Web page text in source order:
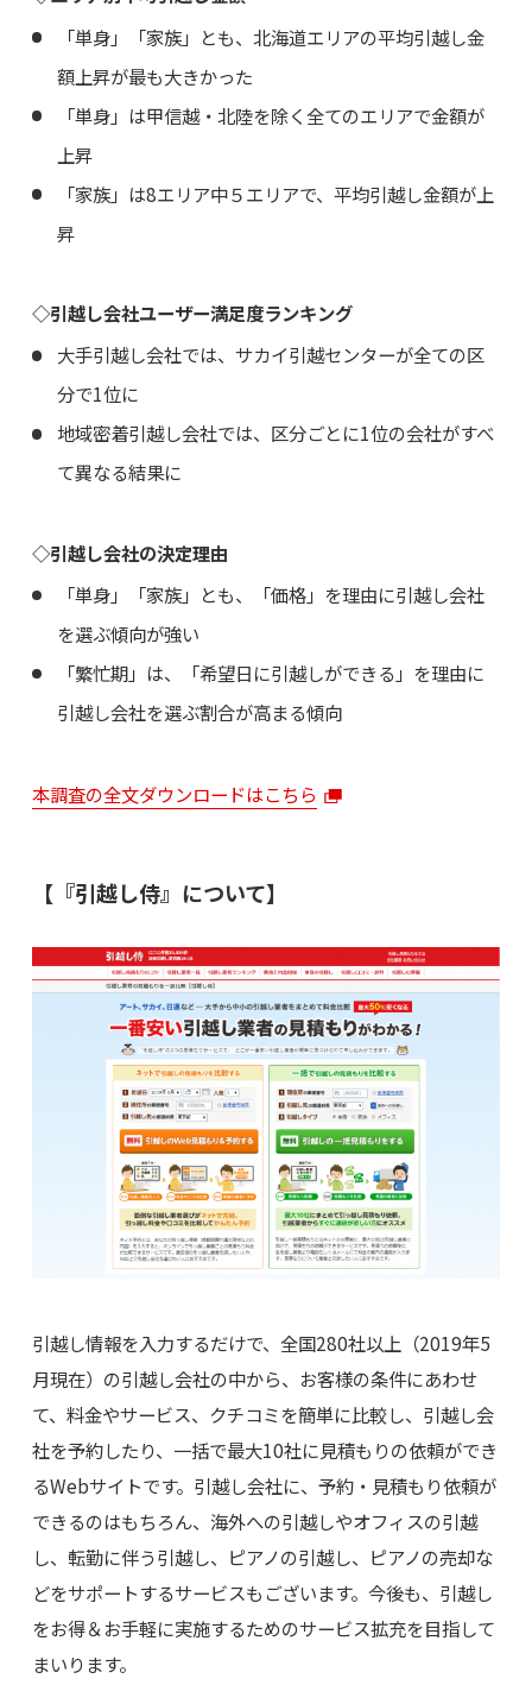
「単身」「家族」とも、北海道エリアの平均引越し金
額上昇が最も大きかった
「単身」は甲信越・北陸を除く全てのエリアで金額が
上昇
「家族」は8エリア中５エリアで、平均引越し金額が上
昇
◇引越し会社ユーザー満足度ランキング
大手引越し会社では、サカイ引越センターが全ての区
分で1位に
地域密着引越し会社では、区分ごとに1位の会社がすべ
て異なる結果に
◇引越し会社の決定理由
「単身」「家族」とも、「価格」を理由に引越し会社
を選ぶ傾向が強い
「繁忙期」は、「希望日に引越しができる」を理由に
引越し会社を選ぶ割合が高まる傾向
本調査の全文ダウンロードはこちら
【『引越し侍』について】
引越し情報を入力するだけで、全国280社以上（2019年5
月現在）の引越し会社の中から、お客様の条件にあわせ
て、料金やサービス、クチコミを簡単に比較し、引越し会
社を予約したり、一括で最大10社に見積もりの依頼ができ
るWebサイトです。引越し会社に、予約・見積もり依頼が
できるのはもちろん、海外への引越しやオフィスの引越
し、転勤に伴う引越し、ピアノの引越し、ピアノの売却な
どをサポートするサービスもございます。今後も、引越し
をお得＆お手軽に実施するためのサービス拡充を目指して
まいります。